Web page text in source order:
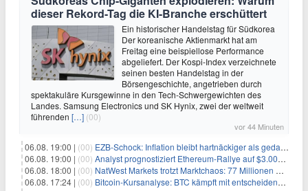
dieser Rekord-Tag die KI-Branche erschüttert
Ein historischer Handelstag für Südkorea
Der koreanische Aktienmarkt hat am
Freitag eine beispiellose Performance
abgeliefert. Der Kospi-Index verzeichnete
seinen besten Handelstag in der
Börsengeschichte, angetrieben durch
spektakuläre Kursgewinne in den Tech-Schwergewichten des
Landes. Samsung Electronics und SK Hynix, zwei der weltweit
führenden […] (00)
vor 44 Minuten
06.08. 19:00 | (00) EZB-Schock: Inflation bleibt hartnäckiger als gedacht – 2027 wird zum kritischen Test
06.08. 19:00 | (00) Analyst prognostiziert Ethereum-Rallye auf $3.000 nach entscheidendem On-Chain-Ausbruch
06.08. 18:00 | (00) NatWest Markets trotzt Marktchaos: 77 Millionen Pfund Gewinn im ersten Halbjahr
06.08. 17:24 | (00) Bitcoin-Kursanalyse: BTC kämpft mit entscheidender $65K-Hürde, während sich ein Liquidationscluster aufbaut